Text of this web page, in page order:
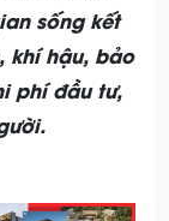
sống kết
khí hậu, bảo
phí đầu tư,